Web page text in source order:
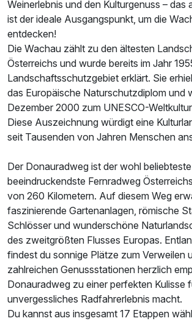
Weinerlebnis und den Kulturgenuss – das
ist der ideale Ausgangspunkt, um die
entdecken!
Die Wachau zählt zu den ältesten
Österreichs und wurde bereits im Jahr
Landschaftsschutzgebiet erklärt. Sie
das Europäische Naturschutzdiplom und
Dezember 2000 zum UNESCO-
Diese Auszeichnung würdigt eine
seit Tausenden von Jahren Menschen
Der Donauradweg ist der wohl
beeindruckendste Fernradweg
von 260 Kilometern. Auf diesem Weg
faszinierende Gartenanlagen, römische
Schlösser und wunderschöne
des zweitgrößten Flusses Europas.
findest du sonnige Plätze zum Verweilen
zahlreichen Genussstationen herzlich
Donauradweg zu einer perfekten Kulisse
unvergessliches Radfahrerlebnis macht.
Du kannst aus insgesamt 17 Etappen